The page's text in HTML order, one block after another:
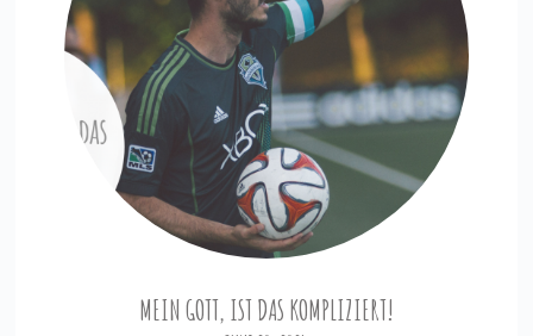
MEIN GOTT, IST DAS KOMPLIZIERT!